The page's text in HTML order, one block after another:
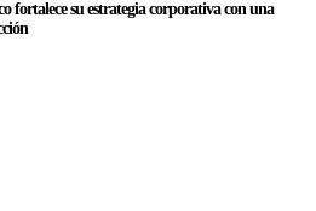
fortalece su estrategia corporativa con una